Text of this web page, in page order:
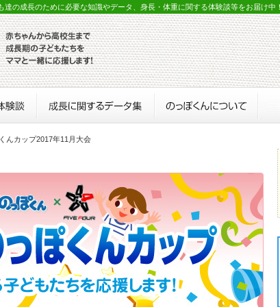
の成長のために必要な知識やデータ、身長・体重に関する体験談等をお届け中
んカップ2017年11月大会